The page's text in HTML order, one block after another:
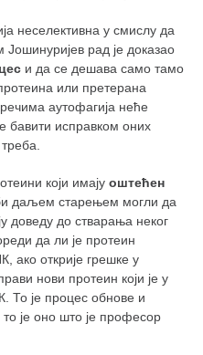
неселективна у смислу да
рад је доказао
и да се дешава само тамо
или претерана
аутофагија неће
бавити исправком оних
који имају оштећен
даљем старењем могли да
доведу до стварања неког
да ли је протеин
ако открије грешке у
нови протеин који је у
То је процес обнове и
је оно што је професор